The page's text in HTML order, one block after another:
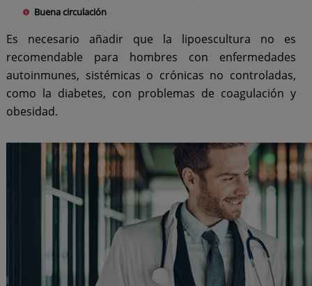
Buena circulación
Es necesario añadir que la lipoescultura no es
recomendable para hombres con enfermedades
autoinmunes, sistémicas o crónicas no controladas,
como la diabetes, con problemas de coagulación y
obesidad.